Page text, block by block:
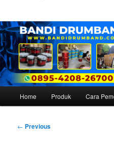
Home Produk Cara
Post
← Previous